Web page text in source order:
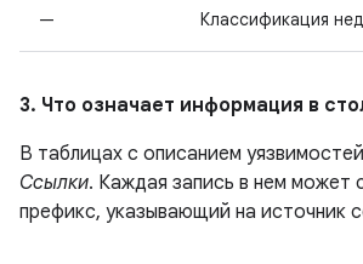
— Классификация
3. Что означает информация в
В таблицах с описанием
Ссылки. Каждая запись в нем может
префикс, указывающий на источник